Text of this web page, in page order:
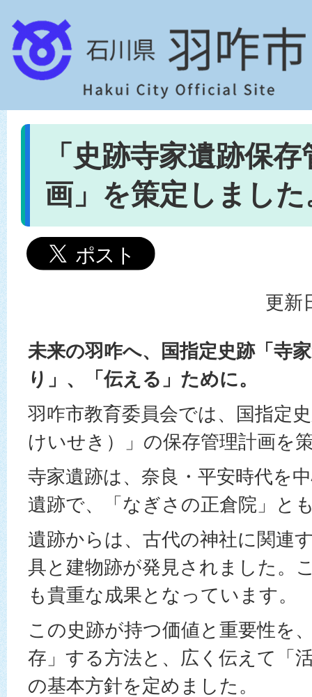
「史跡寺家遺跡保
画」を策定しました
更新
未来の羽咋へ、国指定史跡「寺
り」、「伝える」ために。
羽咋市教育委員会では、国指定
けいせき）」の保存管理計画を
寺家遺跡は、奈良・平安時代を
遺跡で、「なぎさの正倉院」と
遺跡からは、古代の神社に関連
具と建物跡が発見されました。
も貴重な成果となっています。
この史跡が持つ価値と重要性を
存」する方法と、広く伝えて「
の基本方針を定めました。